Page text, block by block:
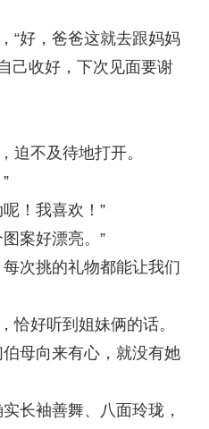
“好，爸爸这就去跟妈妈
己收好，下次见面要谢
不及待地打开。
！我喜欢！”
案好漂亮。”
次挑的礼物都能让我们
好听到姐妹俩的话。
母向来有心，就没有她
长袖善舞、八面玲珑，